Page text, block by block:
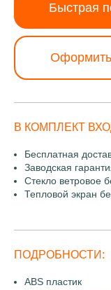
Быстрая
В КОМПЛЕКТ
Бесплатная
Заводская
Стекло ветровое
Тепловой экран
ПОДРОБНОСТИ:
ABS пластик